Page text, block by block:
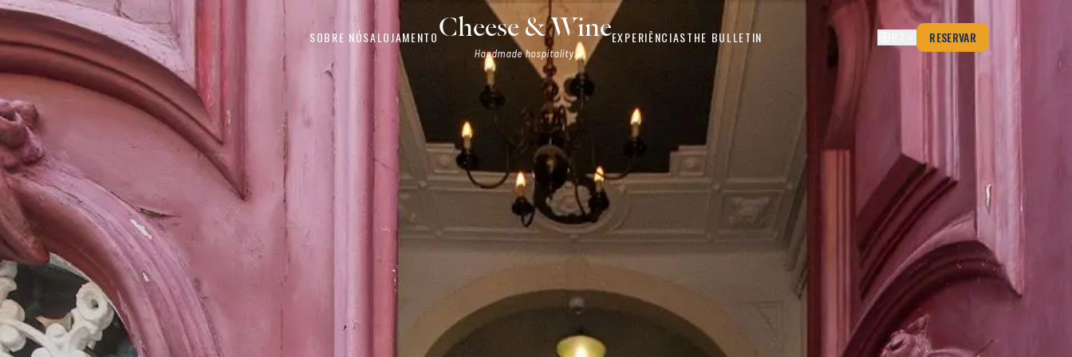
Saltar para o conteúdo
SOBRE NÓSALOJAMENTOCheese & Wine
Handmade hospitality.
EXPERIÊNCIASTHE BULLETIN RESERVAR